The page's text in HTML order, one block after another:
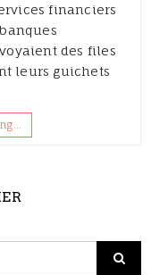
financiers
des files
leurs guichets